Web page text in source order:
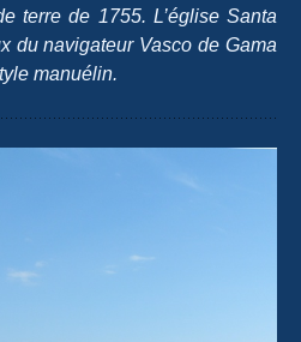
terre de 1755. L’église Santa
du navigateur Vasco de Gama
manuélin.